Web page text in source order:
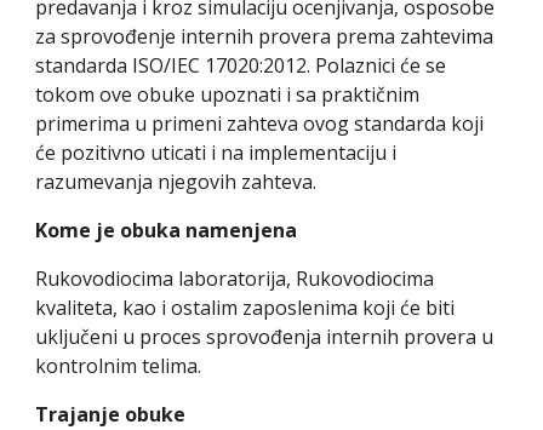
predavanja i kroz simulaciju ocenjivanja, osposobe
za sprovođenje internih provera prema zahtevima
standarda ISO/IEC 17020:2012. Polaznici će se
tokom ove obuke upoznati i sa praktičnim
primerima u primeni zahteva ovog standarda koji
će pozitivno uticati i na implementaciju i
razumevanja njegovih zahteva.
Kome je obuka namenjena
Rukovodiocima laboratorija, Rukovodiocima
kvaliteta, kao i ostalim zaposlenima koji će biti
uključeni u proces sprovođenja internih provera u
kontrolnim telima.
Trajanje obuke